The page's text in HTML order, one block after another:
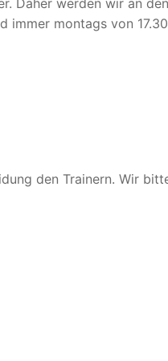
immer montags von
den Trainern. Wir